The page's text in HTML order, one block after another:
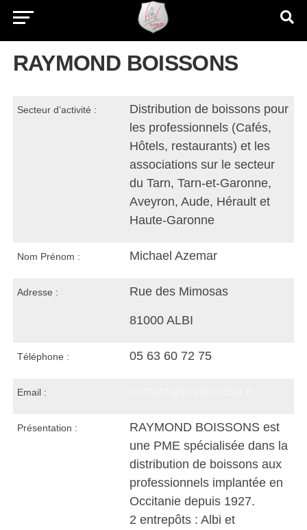
RAYMOND BOISSONS
Secteur d’activité :
Distribution de boissons pour
les professionnels (Cafés,
Hôtels, restaurants) et les
associations sur le secteur
du Tarn, Tarn-et-Garonne,
Aveyron, Aude, Hérault et
Haute-Garonne
Nom Prénom : Michael Azemar
Adresse :
Rue des Mimosas
81000 ALBI
Téléphone : 05 63 60 72 75
Email :
Présentation :
RAYMOND BOISSONS est
une PME spécialisée dans la
distribution de boissons aux
professionnels implantée en
Occitanie depuis 1927.
2 entrepôts : Albi et